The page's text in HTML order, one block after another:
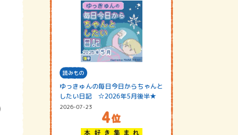
読みもの
ゆっきゅんの毎日今日からちゃんと
したい日記 ☆2026年5月後半★
2026-07-23